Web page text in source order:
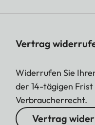
Vertrag
Widerrufen Sie
der 14-tägigen Frist
Verbraucherrecht.
Vertrag